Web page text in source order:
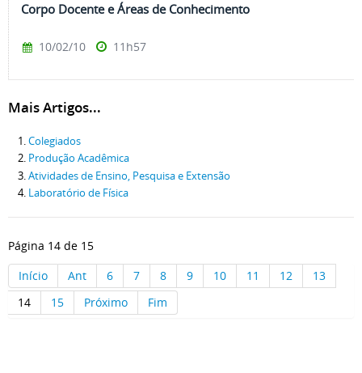
Corpo Docente e Áreas de Conhecimento
10/02/10 11h57
Mais Artigos...
Colegiados
Produção Acadêmica
Atividades de Ensino, Pesquisa e Extensão
Laboratório de Física
Página 14 de 15
Início
Ant 6 7 8 9 10 11 12
13
14
15 Próximo Fim